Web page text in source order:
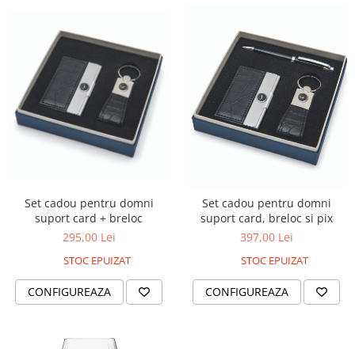
Set cadou pentru domni
suport card + breloc
295,00 Lei
STOC EPUIZAT
CONFIGUREAZA
Set cadou pentru domni
suport card, breloc si pix
397,00 Lei
STOC EPUIZAT
CONFIGUREAZA